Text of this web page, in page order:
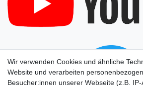
Wir verwenden Cookies und ähnliche
Website und verarbeiten
Besucher:innen unserer Webseite (z.B. IP-